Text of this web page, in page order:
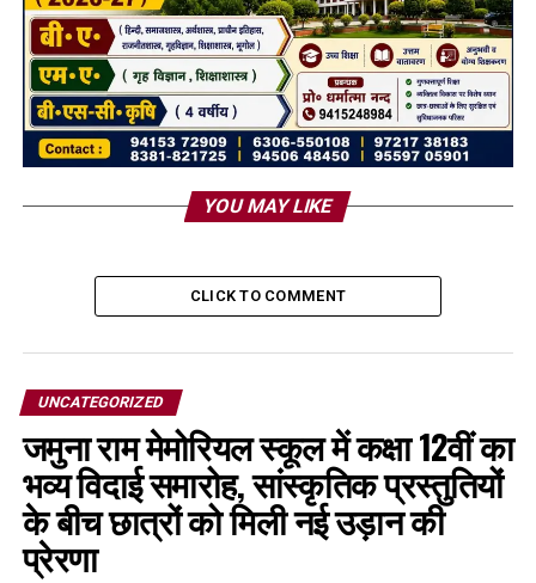
YOU MAY LIKE
CLICK TO COMMENT
UNCATEGORIZED
जमुना राम मेमोरियल स्कूल में कक्षा 12वीं का
भव्य विदाई समारोह, सांस्कृतिक प्रस्तुतियों
के बीच छात्रों को मिली नई उड़ान की
प्रेरणा